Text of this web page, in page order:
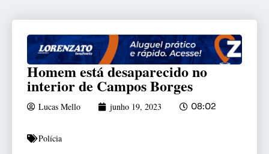
Homem está desaparecido no
interior de Campos Borges
Lucas Mello junho 19, 2023 08:02
Polícia